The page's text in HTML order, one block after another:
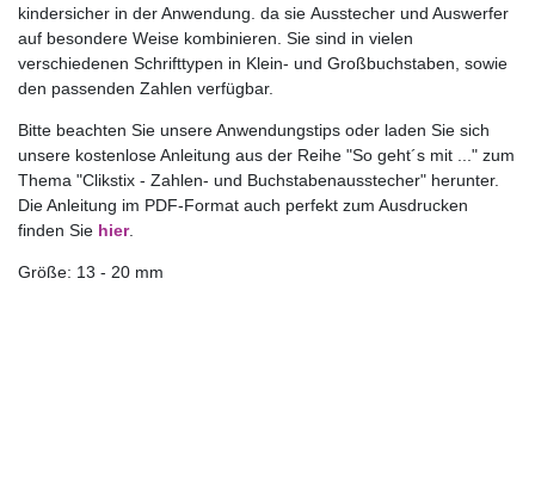
kindersicher in der Anwendung. da sie Ausstecher und Auswerfer
auf besondere Weise kombinieren. Sie sind in vielen
verschiedenen Schrifttypen in Klein- und Großbuchstaben, sowie
den passenden Zahlen verfügbar.
Bitte beachten Sie unsere Anwendungstips oder laden Sie sich
unsere kostenlose Anleitung aus der Reihe "So geht´s mit ..." zum
Thema "Clikstix - Zahlen- und Buchstabenausstecher" herunter.
Die Anleitung im PDF-Format auch perfekt zum Ausdrucken
finden Sie hier.
Größe: 13 - 20 mm